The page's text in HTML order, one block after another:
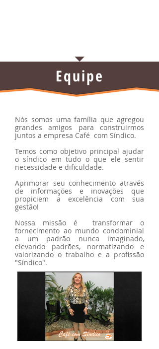
Equipe
Nós somos uma família que agregou
grandes amigos para construirmos
juntos a empresa Café com Síndico.
Temos como objetivo principal ajudar
o síndico em tudo o que ele sentir
necessidade e dificuldade.
Aprimorar seu conhecimento através
de informações e inovações que
propiciem a excelência com sua
gestão!
Nossa missão é transformar o
fornecimento ao mundo condominial
a um padrão nunca imaginado,
elevando padrões, normatizando e
valorizando o trabalho e a profissão
"Síndico".